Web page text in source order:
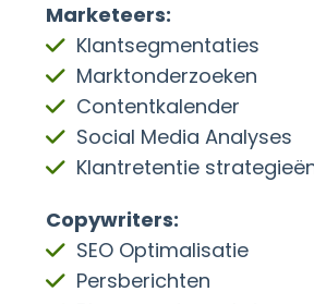
Marketeers:
Klantsegmentaties
Marktonderzoeken
Contentkalender
Social Media Analyses
Klantretentie
Copywriters:
SEO Optimalisatie
Persberichten